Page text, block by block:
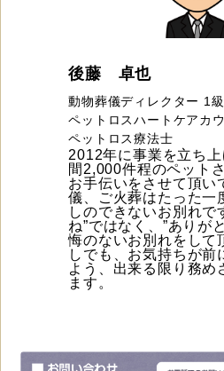
後藤 卓也
動物葬儀ディレクター 1級
ペットロスハートケアカ
ペットロス療法士
2012年に事業を立ち
間2,000件程のペット
お手伝いをさせて頂い
儀、ご火葬はたった一
しのできないお別れで
ね”ではなく、”ありが
悔のないお別れをして
しでも、お気持ちが前
よう、出来る限り務め
ます。